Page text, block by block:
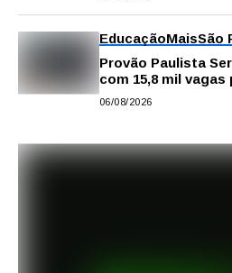
EducaçãoMaisSão
Provão Paulista
com 15,8 mil
público
06/08/2026